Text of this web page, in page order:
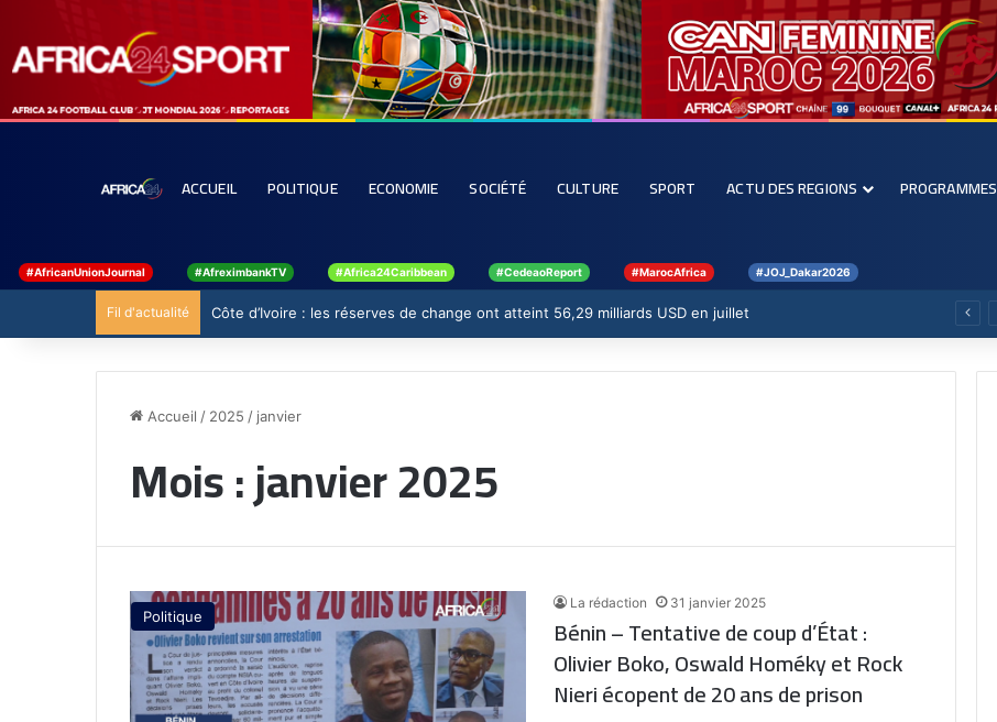
ACCUEIL POLITIQUE ECONOMIE SOCIÉTÉ CULTURE SPORT ACTU DES REGIONS PROGRAMMES
#AfricanUnionJournal #AfreximbankTV #Africa24Caribbean #CedeaoReport #MarocAfrica #JOJ_Dakar2026
Fil d'actualité Côte d’Ivoire : les réserves de change ont atteint 56,29 milliards USD en juillet
Accueil / 2025 / janvier
Mois :janvier 2025
Politique
La rédaction 31 janvier 2025
Bénin – Tentative de coup d’État :
Olivier Boko, Oswald Homéky et Rock
Nieri écopent de 20 ans de prison